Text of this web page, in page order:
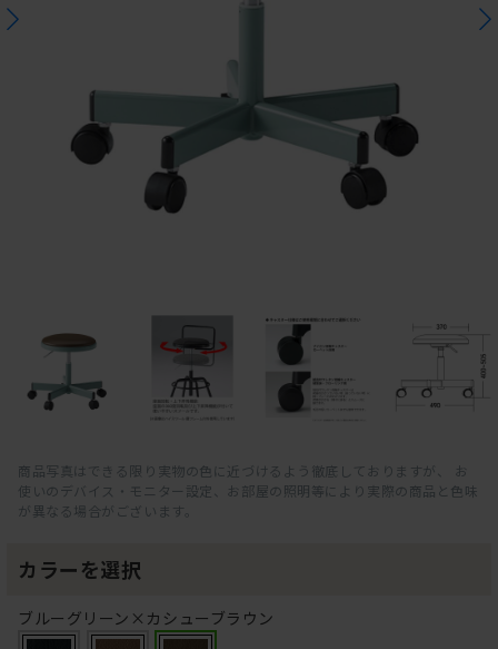
商品写真はできる限り実物の色に近づけるよう徹底しておりますが、 お
使いのデバイス・モニター設定、お部屋の照明等により実際の商品と色味
が異なる場合がございます。
カラーを選択
ブルーグリーン×カシューブラウン